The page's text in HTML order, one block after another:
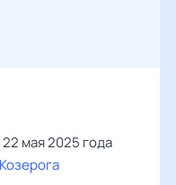
мая 2025 года
Козерога